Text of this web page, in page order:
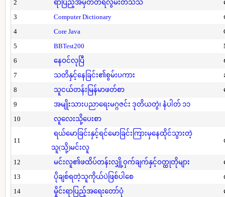
2
ရာပြည့်အမှတ်တရလွမ်းတသသ
3
Computer Dictionary
4
Core Java
5
BBTest200
6
နေဝင်လုပြီ
7
သတိနှင့်နေခြင်း၏စွမ်းပကား
8
သူငယ်တန်းမြန်မာဖတ်စာ
9
အမျိုးသားပညာရေးမဂ္ဂဇင်း ဒုတိယတွဲ၊ နံပါတ် ၁၁
10
လူလေးသို့ပေးစာ
11
ရယ်မောခြင်းနှင့်ရင်မောခြင်းကြားမှနေထိုင်သွားတဲ့
သူ(သို့)မင်းလူ
12 မင်းလူ၏ဖထိပ်တန်းလျှို့ဝှက်ချက်နှင့်ဝတ္ထုတိုများ
13
ပိုချစ်ရတဲ့သူကိုယ်ပဲဖြစ်ပါစေ
14
မှိုင်းရာပြည့်အရေးတော်ပုံ